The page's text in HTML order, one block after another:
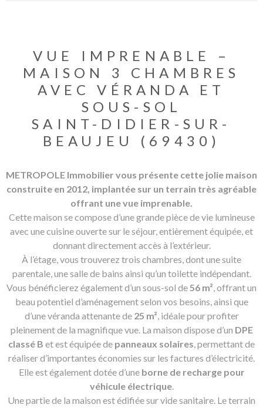
VUE IMPRENABLE –
MAISON 3 CHAMBRES
AVEC VÉRANDA ET
SOUS-SOL
SAINT-DIDIER-SUR-
BEAUJEU (69430)
METROPOLE Immobilier vous présente cette jolie maison
construite en 2012, implantée sur un terrain très agréable
offrant une vue imprenable.
Cette maison se compose d’une grande pièce de vie lumineuse
avec une cuisine ouverte sur le séjour, entièrement équipée, et
donnant directement accès à l’extérieur.
À l’étage, vous trouverez trois chambres, dont une suite
parentale, une salle de bains ainsi qu’un toilette indépendant.
Vous bénéficierez également d’un sous-sol de56 m², offrant un
beau potentiel d’aménagement selon vos besoins, ainsi que
d’une véranda attenante de 25 m², idéale pour profiter
pleinement de la magnifique vue. La maison dispose d’un DPE
classé B et est équipée de panneaux solaires, permettant de
réaliser d’importantes économies sur les factures d’électricité.
Elle est également dotée d’une borne de recharge pour
véhicule électrique.
Une partie de la maison est édifiée sur vide sanitaire. Le terrain